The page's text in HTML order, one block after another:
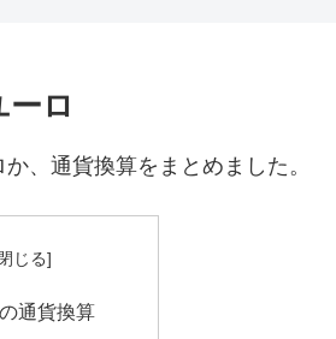
ロ
、通貨換算をまとめました。
通貨換算